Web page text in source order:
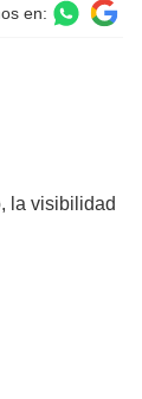
en:
la visibilidad